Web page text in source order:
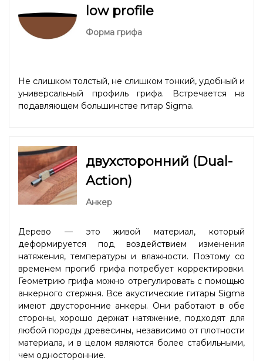
low profile
Форма грифа
Не слишком толстый, не слишком тонкий, удобный и
универсальный профиль грифа. Встречается на
подавляющем большинстве гитар Sigma.
двухсторонний (Dual-
Action)
Анкер
Дерево — это живой материал, который
деформируется под воздействием изменения
натяжения, температуры и влажности. Поэтому со
временем прогиб грифа потребует корректировки.
Геометрию грифа можно отрегулировать с помощью
анкерного стержня. Все акустические гитары Sigma
имеют двусторонние анкеры. Они работают в обе
стороны, хорошо держат натяжение, подходят для
любой породы древесины, независимо от плотности
материала, и в целом являются более стабильными,
чем односторонние.